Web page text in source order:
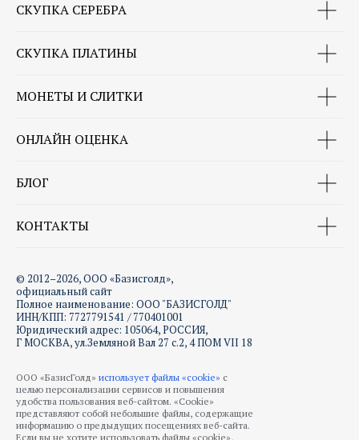
СКУПКА СЕРЕБРА
СКУПКА ПЛАТИНЫ
МОНЕТЫ И СЛИТКИ
ОНЛАЙН ОЦЕНКА
БЛОГ
КОНТАКТЫ
© 2012–2026, ООО «Базисголд»,
официальный сайт
Полное наименование: ООО "БАЗИСГОЛД"
ИНН/КПП: 7727791541 / 770401001
Юридический адрес: 105064, РОССИЯ,
Г МОСКВА, ул.Земляной Вал 27 с.2, 4 ПОМ VII 18
ООО «БазисГолд» использует файлы «cookie» с
целью персонализации сервисов и повышения
удобства пользования веб-сайтом. «Cookie»
представляют собой небольшие файлы, содержащие
информацию о предыдущих посещениях веб-сайта.
Если вы не хотите использовать файлы «cookie»,